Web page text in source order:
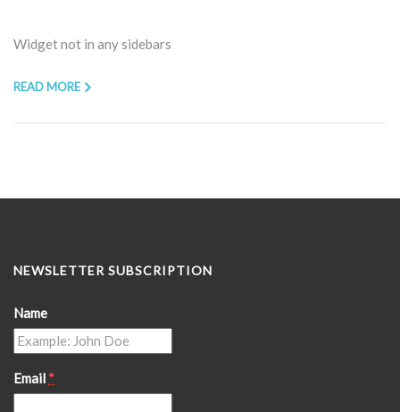
Widget not in any sidebars
READ MORE
NEWSLETTER SUBSCRIPTION
Name
Email *